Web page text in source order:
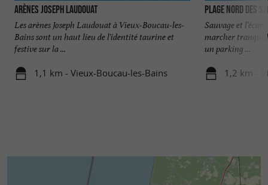
Arènes Joseph Laudouat
Les arènes Joseph Laudouat à Vieux-Boucau-les-
Bains sont un haut lieu de l'identité taurine et
festive sur la ...
1,1 km - Vieux-Boucau-les-Bains
Plage Nord des
Sauvage et
marcher
un parking ...
1,2 km -